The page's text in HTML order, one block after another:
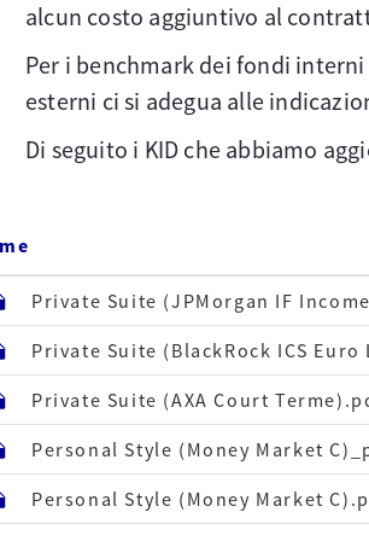
alcun costo aggiuntivo al
Per i benchmark dei fondi
esterni ci si adegua alle
Di seguito i KID che abbiamo
Private Suite (JPMorgan IF
Private Suite (BlackRock ICS
Private Suite (AXA Court
Personal Style (Money Market
Personal Style (Money Market